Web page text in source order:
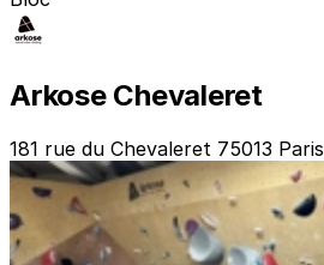
Arkose Chevaleret
181 rue du Chevaleret 75013 Paris